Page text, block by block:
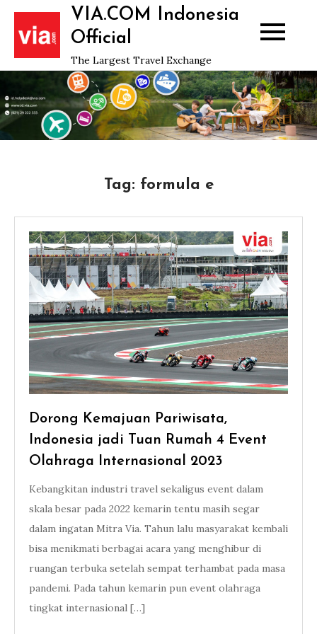
Skip
content
VIA.COM Indonesia
Official
The Largest Travel Exchange
Tag: formula e
Dorong Kemajuan Pariwisata,
Indonesia jadi Tuan Rumah 4 Event
Olahraga Internasional 2023
Kebangkitan industri travel sekaligus event dalam
skala besar pada 2022 kemarin tentu masih segar
dalam ingatan Mitra Via. Tahun lalu masyarakat kembali
bisa menikmati berbagai acara yang menghibur di
ruangan terbuka setelah sempat terhambat pada masa
pandemi. Pada tahun kemarin pun event olahraga
tingkat internasional […]